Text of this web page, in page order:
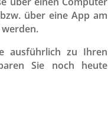
über eine App am
ausführlich zu Ihren
Sie noch heute